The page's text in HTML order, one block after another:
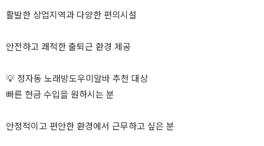
활발한 상업지역과 다양한 편의시설
안전하고 쾌적한 출퇴근 환경 제공
💡 정자동 노래방도우미알바 추천 대상
빠른 현금 수입을 원하시는 분
안정적이고 편안한 환경에서 근무하고 싶은 분